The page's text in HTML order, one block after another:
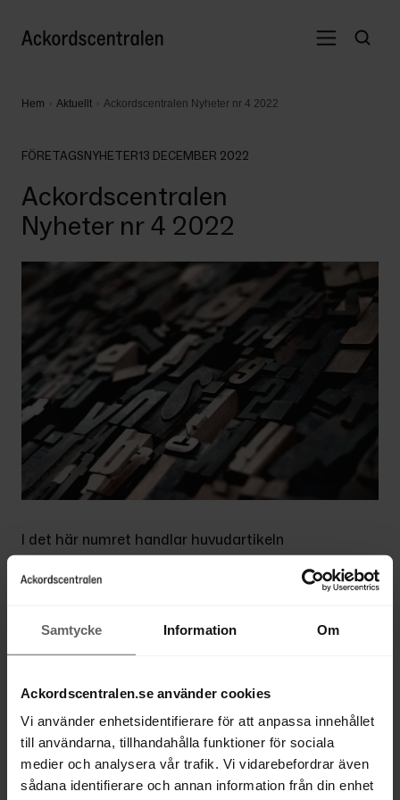
Samtycke Information Om
Ackordscentralen.se använder cookies
Vi använder enhetsidentifierare för att anpassa innehållet
till användarna, tillhandahålla funktioner för sociala
medier och analysera vår trafik. Vi vidarebefordrar även
sådana identifierare och annan information från din enhet
Hem Aktuellt Ackordscentralen Nyheter nr 4 2022
FÖRETAGSNYHETER13 DECEMBER 2022
Ackordscentralen
Nyheter nr 4 2022
I det här numret handlar huvudartikeln
om det ekonomiska läget i Sverige. Vi
har intervjuat Lars Calmfors som är
ekonomi. Han varnar för att en hög
inflation i kombination med en
något som vi inte upplevt sedan 1970-
talet.
Ur innehållet: Stor risk för stagflation. |
Vissa tingsrätter gör hård tolkning av